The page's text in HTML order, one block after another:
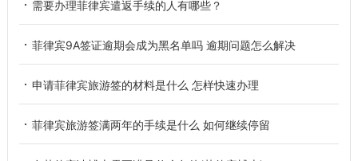
需要办理菲律宾遣返手续的人有哪些？
菲律宾9A签证逾期会成为黑名单吗 逾期问题怎么解决
申请菲律宾旅游签的材料是什么 怎样快速办理
菲律宾旅游签满两年的手续是什么 如何继续停留